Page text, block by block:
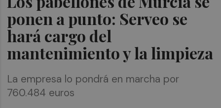
ponen a punto: Serveo se
hará cargo del
mantenimiento y la limpieza
La empresa lo pondrá en marcha por
760.484 euros